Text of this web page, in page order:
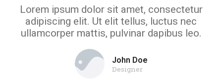
Lorem ipsum dolor sit amet, consectetur
adipiscing elit. Ut elit tellus, luctus nec
ullamcorper mattis, pulvinar dapibus leo.
John Doe
Designer